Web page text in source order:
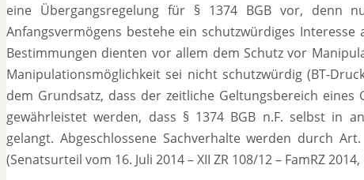
eine Übergangsregelung für § 1374 BGB vor, denn
Anfangsvermögens bestehe ein schutzwürdiges
Bestimmungen dienten vor allem dem Schutz vor
Manipulationsmöglichkeit sei nicht schutzwürdig (BT-
dem Grundsatz, dass der zeitliche Geltungsbereich
gewährleistet werden, dass § 1374 BGB n.F. selbst in
gelangt. Abgeschlossene Sachverhalte werden durch
(Senatsurteil vom 16. Juli 2014 – XII ZR 108/12 – FamRZ 2014,